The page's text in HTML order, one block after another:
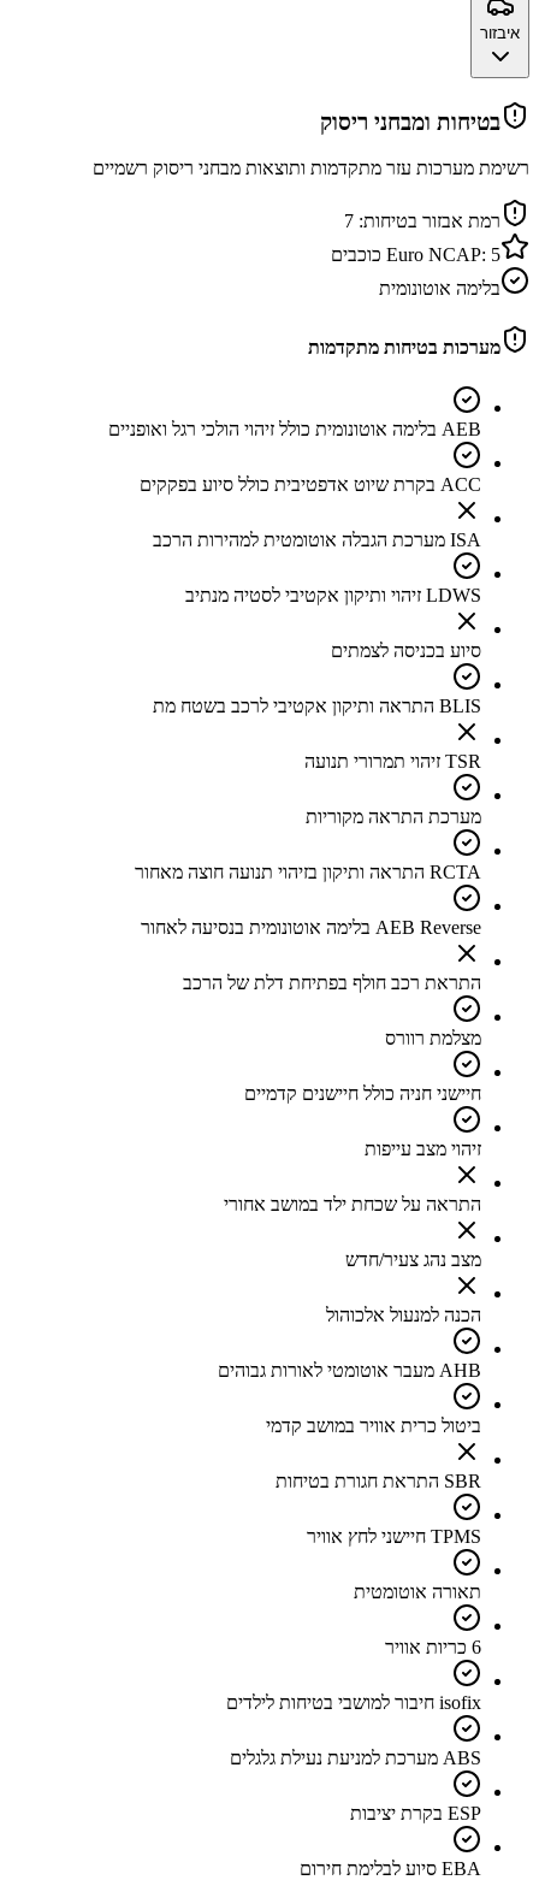
איבזור
בטיחות ומבחני ריסוק
רשימת מערכות עזר מתקדמות ותוצאות מבחני ריסוק רשמיים
רמת אבזור בטיחות: 7
Euro NCAP: 5
כוכבים
בלימה אוטונומית
מערכות בטיחות מתקדמות
AEB בלימה אוטונומית כולל זיהוי הולכי רגל ואופניים
ACC בקרת שיוט אדפטיבית כולל סיוע בפקקים
ISA מערכת הגבלה אוטומטית למהירות הרכב
LDWS זיהוי ותיקון אקטיבי לסטיה מנתיב
סיוע בכניסה לצמתים
BLIS התראה ותיקון אקטיבי לרכב בשטח מת
TSR זיהוי תמרורי תנועה
מערכת התראה מקוריות
RCTA התראה ותיקון בזיהוי תנועה חוצה מאחור
AEB Reverse בלימה אוטונומית בנסיעה לאחור
התראת רכב חולף בפתיחת דלת של הרכב
מצלמת רוורס
חיישני חניה כולל חיישנים קדמיים
זיהוי מצב עייפות
התראה על שכחת ילד במושב אחורי
מצב נהג צעיר/חדש
הכנה למנעול אלכוהול
AHB מעבר אוטומטי לאורות גבוהים
ביטול כרית אוויר במושב קדמי
SBR התראת חגורת בטיחות
TPMS חיישני לחץ אוויר
תאורה אוטומטית
6 כריות אוויר
isofix חיבור למושבי בטיחות לילדים
ABS מערכת למניעת נעילת גלגלים
ESP בקרת יציבות
EBA סיוע לבלימת חירום